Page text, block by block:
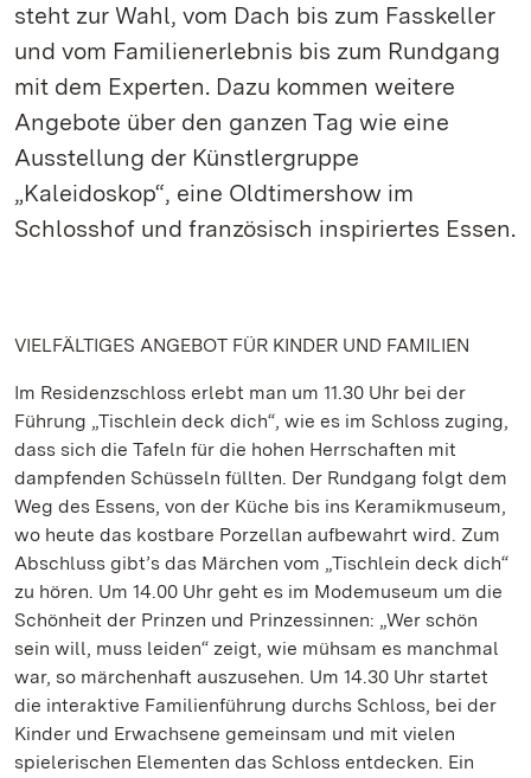
steht zur Wahl, vom Dach bis zum Fasskeller
und vom Familienerlebnis bis zum Rundgang
mit dem Experten. Dazu kommen weitere
Angebote über den ganzen Tag wie eine
Ausstellung der Künstlergruppe
„Kaleidoskop“, eine Oldtimershow im
Schlosshof und französisch inspiriertes Essen.
VIELFÄLTIGES ANGEBOT FÜR KINDER UND FAMILIEN
Im Residenzschloss erlebt man um 11.30 Uhr bei der
Führung „Tischlein deck dich“, wie es im Schloss zuging,
dass sich die Tafeln für die hohen Herrschaften mit
dampfenden Schüsseln füllten. Der Rundgang folgt dem
Weg des Essens, von der Küche bis ins Keramikmuseum,
wo heute das kostbare Porzellan aufbewahrt wird. Zum
Abschluss gibt’s das Märchen vom „Tischlein deck dich“
zu hören. Um 14.00 Uhr geht es im Modemuseum um die
Schönheit der Prinzen und Prinzessinnen: „Wer schön
sein will, muss leiden“ zeigt, wie mühsam es manchmal
war, so märchenhaft auszusehen. Um 14.30 Uhr startet
die interaktive Familienführung durchs Schloss, bei der
Kinder und Erwachsene gemeinsam und mit vielen
spielerischen Elementen das Schloss entdecken. Ein